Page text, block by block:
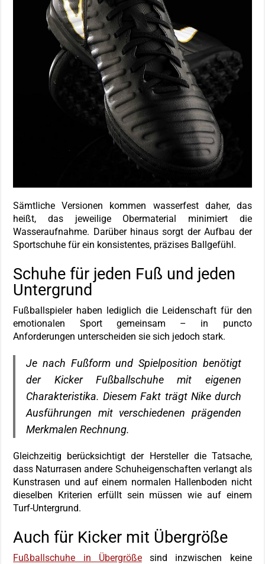
Sämtliche Versionen kommen wasserfest daher, das
heißt, das jeweilige Obermaterial minimiert die
Wasseraufnahme. Darüber hinaus sorgt der Aufbau der
Sportschuhe für ein konsistentes, präzises Ballgefühl.
Schuhe für jeden Fuß und jeden
Untergrund
Fußballspieler haben lediglich die Leidenschaft für den
emotionalen Sport gemeinsam – in puncto
Anforderungen unterscheiden sie sich jedoch stark.
Je nach Fußform und Spielposition benötigt
der Kicker Fußballschuhe mit eigenen
Charakteristika. Diesem Fakt trägt Nike durch
Ausführungen mit verschiedenen prägenden
Merkmalen Rechnung.
Gleichzeitig berücksichtigt der Hersteller die Tatsache,
dass Naturrasen andere Schuheigenschaften verlangt als
Kunstrasen und auf einem normalen Hallenboden nicht
dieselben Kriterien erfüllt sein müssen wie auf einem
Turf-Untergrund.
Auch für Kicker mit Übergröße
Fußballschuhe in Übergrößesind inzwischen keine